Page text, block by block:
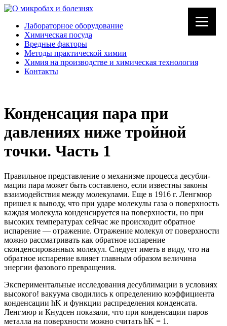
Лабораторное оборудование
Химическая посуда
Вредные факторы
Методы практической химии
Химия на производстве и химическая технология
Контакты
Конденсация пара при
давлениях ниже тройной
точки. Часть 1
Правильное представление о механизме процесса десубли-
мации пара может быть составлено, если известны законы
взаимодействия между молекулами. Еще в 1916 г. Ленгмюр
пришел к выводу, что при ударе молекулы газа о поверхность
каждая молекула конденсируется на поверхности, но при
высоких температурах сейчас же происходит обратное
испарение — отражение. Отражение молекул от поверхности
можно рассматривать как обратное испарение
сконденсированных молекул. Следует иметь в виду, что на
обратное испарение влияет главным образом величина
энергии фазового превращения.
Экспериментальные исследования десублимации в условиях
высокого! вакуума сводились к определению коэффициента
конденсации hK и функции распределения конденсата.
Ленгмюр и Кнудсен показали, что при конденсации паров
металла на поверхности можно считать hK = 1.